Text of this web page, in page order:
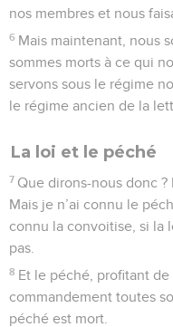
nos membres et nous
6 Mais maintenant, nous
sommes morts à ce qui
servons sous le régime
le régime ancien de la
La loi et le péché
7 Que dirons-nous donc
Mais je n’ai connu le
connu la convoitise, si la
pas.
8 Et le péché, profitant
commandement toutes
péché est mort.